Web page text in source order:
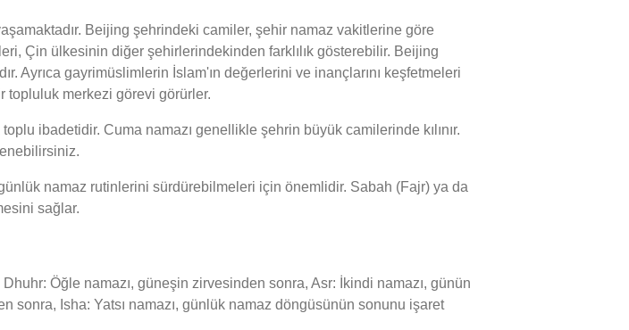
Beijing şehrindeki camiler, şehir namaz vakitlerine göre
Çin ülkesinin diğer şehirlerindekinden farklılık gösterebilir. Beijing
Ayrıca gayrimüslimlerin İslam'ın değerlerini ve inançlarını keşfetmeleri
topluluk merkezi görevi görürler.
ibadetidir. Cuma namazı genellikle şehrin büyük camilerinde kılınır.
namaz rutinlerini sürdürebilmeleri için önemlidir. Sabah (Fajr) ya da
sağlar.
Öğle namazı, güneşin zirvesinden sonra, Asr: İkindi namazı, günün
sonra, Isha: Yatsı namazı, günlük namaz döngüsünün sonunu işaret